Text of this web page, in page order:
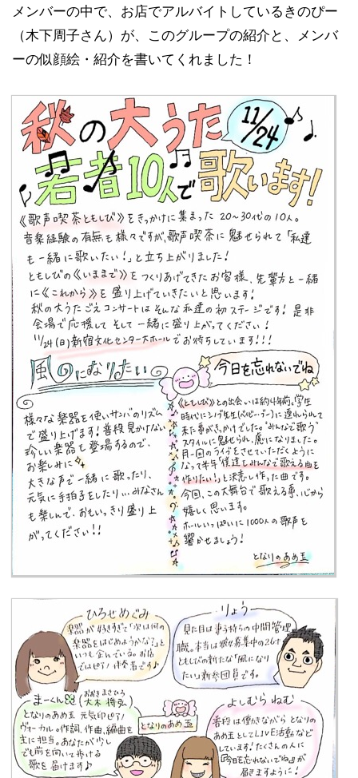
メンバーの中で、お店でアルバイトしているきのぴー
（木下周子さん）が、このグループの紹介と、メンバ
ーの似顔絵・紹介を書いてくれました！